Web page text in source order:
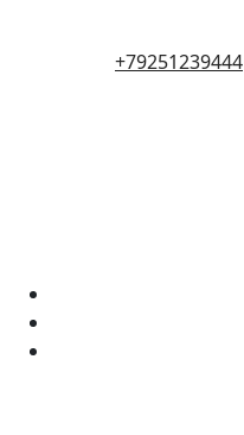
+79251239444